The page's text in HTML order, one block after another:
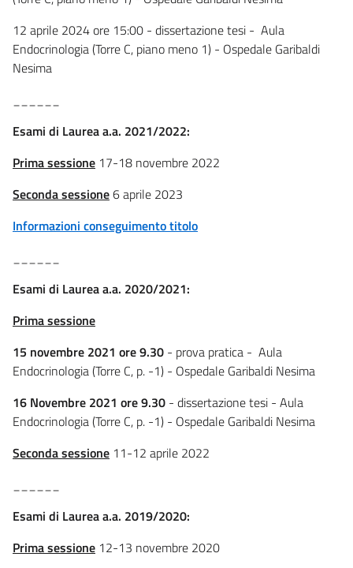
12 aprile 2024 ore 15:00 - dissertazione tesi - Aula
Endocrinologia (Torre C, piano meno 1) - Ospedale Garibaldi
Nesima
Esami di Laurea a.a. 2021/2022:
Prima sessione 17-18 novembre 2022
Seconda sessione6 aprile 2023
Informazioni conseguimento titolo
Esami di Laurea a.a. 2020/2021:
Prima sessione
15 novembre 2021 ore 9.30 - prova pratica - Aula
Endocrinologia (Torre C, p. -1) - Ospedale Garibaldi Nesima
16 Novembre 2021 ore 9.30 - dissertazione tesi - Aula
Endocrinologia (Torre C, p. -1) - Ospedale Garibaldi Nesima
Seconda sessione 11-12 aprile 2022
Esami di Laurea a.a. 2019/2020:
Prima sessione 12-13 novembre 2020